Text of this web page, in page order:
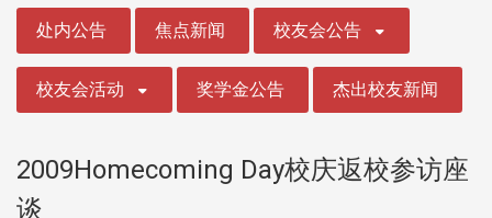
处内公告 焦点新闻 校友会公告
校友会活动 奖学金公告 杰出校友新闻
2009Homecoming Day校庆返校参访座
谈